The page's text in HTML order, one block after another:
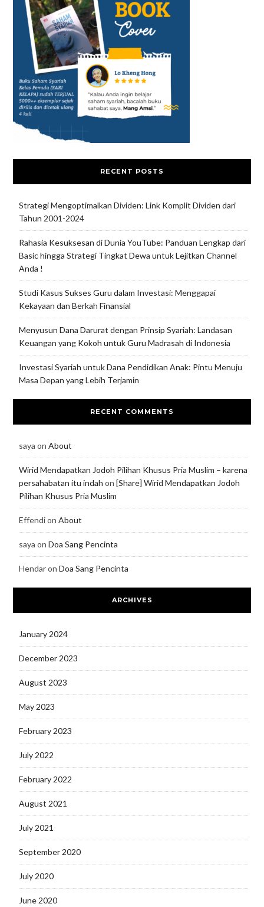
RECENT POSTS
Strategi Mengoptimalkan Dividen: Link Komplit Dividen dari
Tahun 2001-2024
Rahasia Kesuksesan di Dunia YouTube: Panduan Lengkap dari
Basic hingga Strategi Tingkat Dewa untuk Lejitkan Channel
Anda !
Studi Kasus Sukses Guru dalam Investasi: Menggapai
Kekayaan dan Berkah Finansial
Menyusun Dana Darurat dengan Prinsip Syariah: Landasan
Keuangan yang Kokoh untuk Guru Madrasah di Indonesia
Investasi Syariah untuk Dana Pendidikan Anak: Pintu Menuju
Masa Depan yang Lebih Terjamin
RECENT COMMENTS
saya on About
Wirid Mendapatkan Jodoh Pilihan Khusus Pria Muslim – karena
persahabatan itu indah on [Share] Wirid Mendapatkan Jodoh
Pilihan Khusus Pria Muslim
Effendion About
saya on Doa Sang Pencinta
Hendaron Doa Sang Pencinta
ARCHIVES
January 2024
December 2023
August 2023
May 2023
February 2023
July 2022
February 2022
August 2021
July 2021
September 2020
July 2020
June 2020